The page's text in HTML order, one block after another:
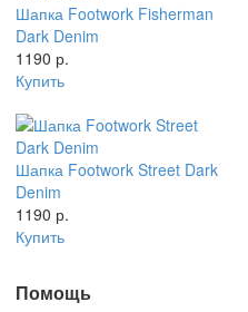
Шапка Footwork Fisherman
Dark Denim
1190 р.
Купить
Шапка Footwork Street Dark
Denim
1190 р.
Купить
Помощь